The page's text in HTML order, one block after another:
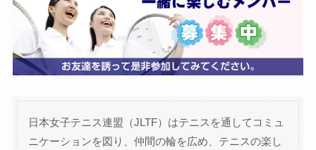
日本女子テニス連盟（JLTF）はテニスを通してコミュ
ニケーションを図り、仲間の輪を広め、テニスの楽し